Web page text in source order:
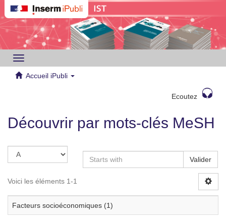
Toggle
navigation
Accueil iPubli
Ecoutez
Découvrir par mots-clés MeSH
Valider
Voici les éléments 1-1
Facteurs socioéconomiques (1)